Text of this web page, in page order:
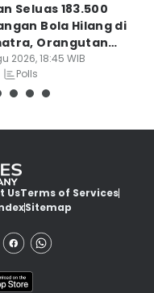
Seluas 183.500
Bola Hilang di
Orangutan
2026, 18:45 WIB
Polls
UsTerms of Services
Sitemap